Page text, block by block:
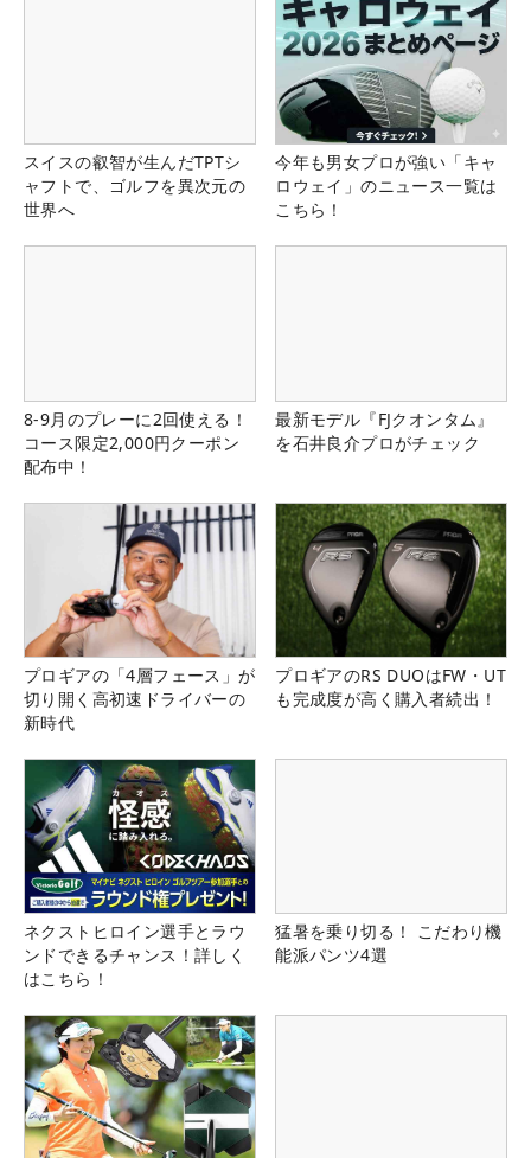
スイスの叡智が生んだTPTシ
ャフトで、ゴルフを異次元の
世界へ
今年も男女プロが強い「キャ
ロウェイ」のニュース一覧は
こちら！
8-9月のプレーに2回使える！
コース限定2,000円クーポン
配布中！
最新モデル『FJクオンタム』
を石井良介プロがチェック
プロギアの「4層フェース」が
切り開く高初速ドライバーの
新時代
プロギアのRS DUOはFW・UT
も完成度が高く購入者続出！
ネクストヒロイン選手とラウ
ンドできるチャンス！詳しく
はこちら！
猛暑を乗り切る！ こだわり機
能派パンツ4選